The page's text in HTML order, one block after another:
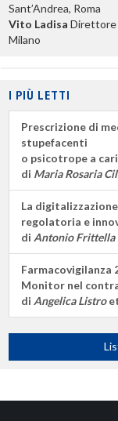
Sant’Andrea, Roma
Vito Ladisa Direttore
Milano
I PIÙ LETTI
Prescrizione di
stupefacenti
o psicotrope a
di Maria Rosaria
La
regolatoria e
di Antonio Frittella
Farmacovigilanza
Monitor nel
di Angelica Listro